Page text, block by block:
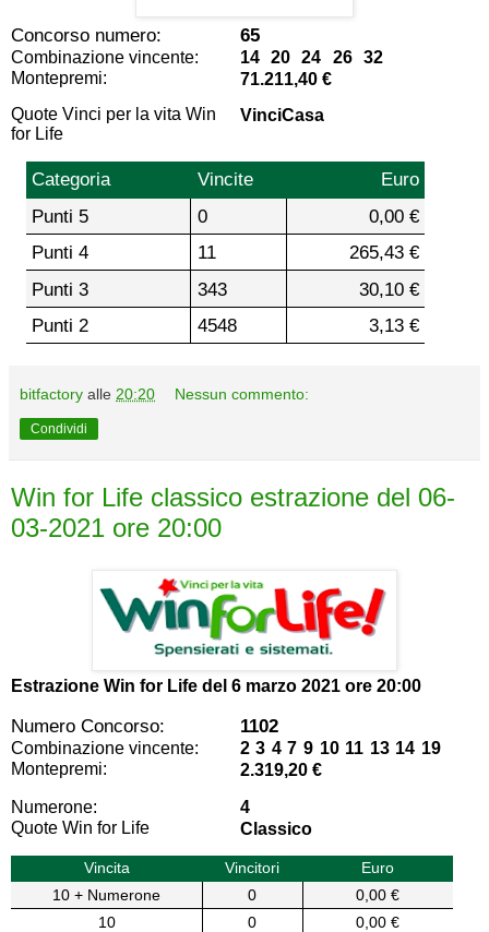
Concorso numero: 65
Combinazione vincente:
14 20 24 26 32
Montepremi:
71.211,40 €
Quote Vinci per la vita Win
for Life
VinciCasa
Categoria Vincite
Euro
Punti 5
0
0,00 €
Punti 4
11
265,43 €
Punti 3
343
30,10 €
Punti 2
4548 3,13 €
bitfactory alle 20:20 Nessun commento:
Condividi
Win for Life classico estrazione del 06-
03-2021 ore 20:00
Estrazione Win for Life del 6 marzo 2021 ore 20:00
Numero Concorso: 1102
Combinazione vincente:
2 3 4 7 9 10 11 13 14 19
Montepremi:
2.319,20 €
Numerone:
4
Quote Win for Life
Classico
Vincita Vincitori
Euro
10 + Numerone
0
0,00 €
10
0
0,00 €